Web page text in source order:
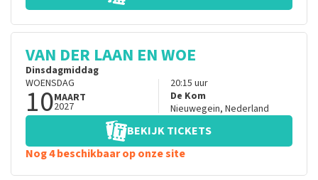
VAN DER LAAN EN WOE
Dinsdagmiddag
WOENSDAG
10MAART
2027
20:15 uur
De Kom
Nieuwegein, Nederland
BEKIJK TICKETS
Nog 4 beschikbaar op onze site